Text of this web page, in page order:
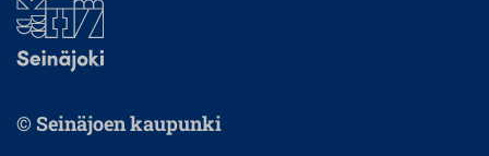
© Seinäjoen kaupunki